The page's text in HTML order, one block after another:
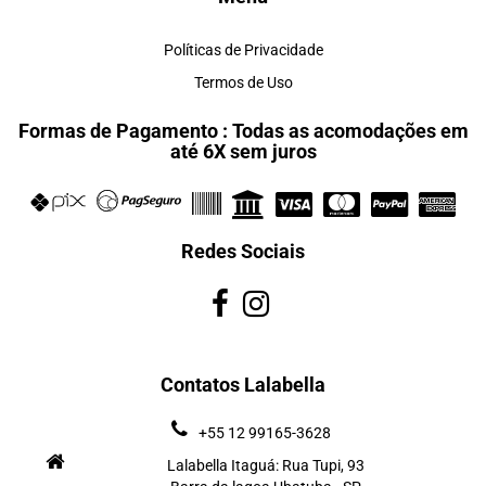
Políticas de Privacidade
Termos de Uso
Formas de Pagamento : Todas as acomodações em
até 6X sem juros
Redes Sociais
Contatos Lalabella
+55 12 99165-3628
Lalabella Itaguá: Rua Tupi, 93